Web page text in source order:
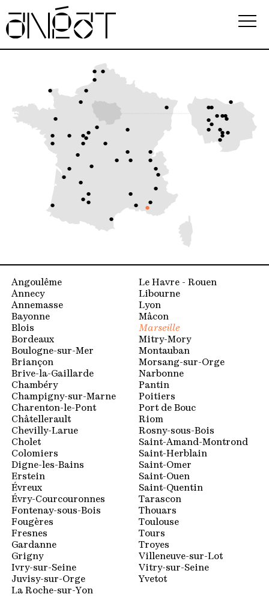
Association
Écoles
Événements
Observatoire
Ressources
FAQ
Newsletter
Angoulême
Annecy
Annemasse
Bayonne
Blois
Bordeaux
Boulogne-sur-Mer
Briançon
Brive-la-Gaillarde
Chambéry
Champigny-sur-Marne
Charenton-le-Pont
Châtellerault
Chevilly-Larue
Cholet
Colomiers
Digne-les-Bains
Erstein
Évreux
Évry-Courcouronnes
Fontenay-sous-Bois
Fougères
Fresnes
Gardanne
Grigny
Ivry-sur-Seine
Juvisy-sur-Orge
La Roche-sur-Yon
Le Havre - Rouen
Libourne
Lyon
Mâcon
Marseille
Mitry-Mory
Montauban
Morsang-sur-Orge
Narbonne
Pantin
Poitiers
Port de Bouc
Riom
Rosny-sous-Bois
Saint-Amand-Montrond
Saint-Herblain
Saint-Omer
Saint-Ouen
Saint-Quentin
Tarascon
Thouars
Toulouse
Tours
Troyes
Villeneuve-sur-Lot
Vitry-sur-Seine
Yvetot